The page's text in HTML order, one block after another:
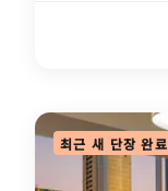
최근 새 단장 완료